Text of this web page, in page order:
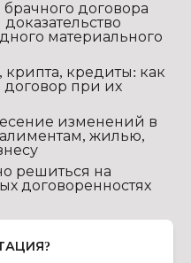
договора
материального
кредиты: как
договор при их
изменений в
жилью,
решиться на
договоренностях